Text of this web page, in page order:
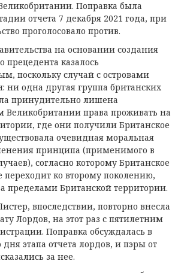
Поправка была
отчета 7 декабря 2021 года, при
проголосовало против.
на основании создания
прецедента казалось
поскольку случай с островами
ни одна другая группа британских
принудительно лишена
Великобритании права проживать на
где они получили Британское
очевидная моральная
принципа (применимого в
согласно которому Британское
переходит ко второму поколению,
пределами Британской территории.
впоследствии, повторно внесла
Лордов, на этот раз с пятилетним
Поправка обсуждалась в
дня этапа отчета лордов, и пэры от
за нее.